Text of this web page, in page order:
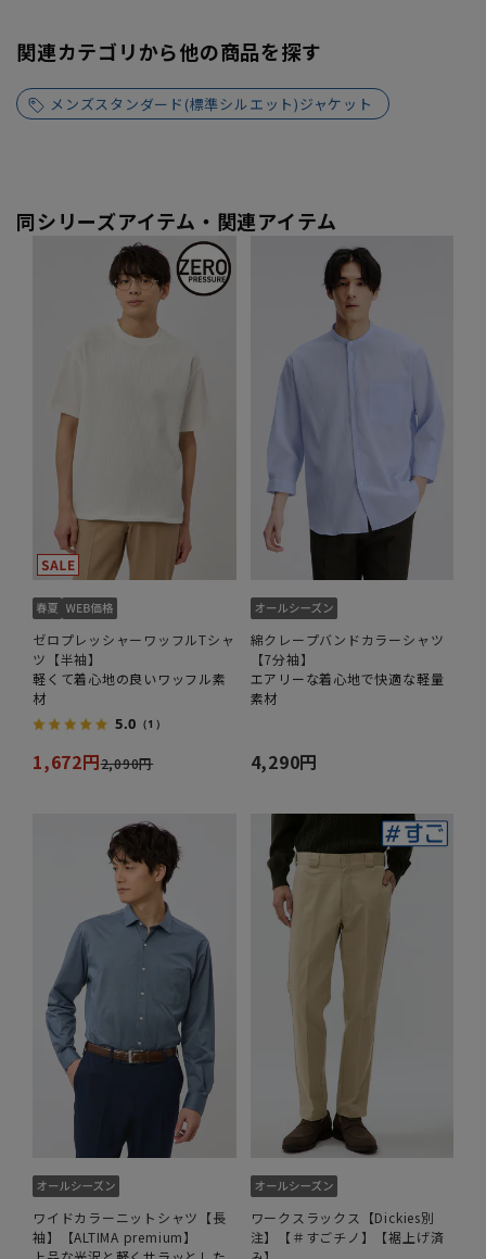
関連カテゴリから他の商品を探す
メンズスタンダード(標準シルエット)ジャケット
同シリーズアイテム・関連アイテム
ゼロプレッシャーワッフルTシャ
ツ【半袖】
軽くて着心地の良いワッフル素
材
5.0 （1）
1,672円2,090円
綿クレープバンドカラーシャツ
【7分袖】
エアリーな着心地で快適な軽量
素材
4,290円
ワイドカラーニットシャツ【長
袖】【ALTIMA premium】
ワークスラックス【Dickies別
注】【＃すごチノ】【裾上げ済